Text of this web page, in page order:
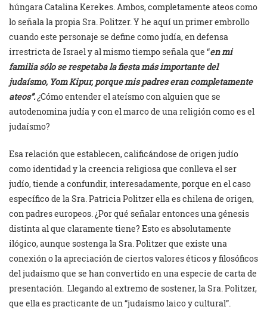
húngara Catalina Kerekes. Ambos, completamente ateos como
lo señala la propia Sra. Politzer. Y he aquí un primer embrollo
cuando este personaje se define como judía, en defensa
irrestricta de Israel y al mismo tiempo señala que “en mi
familia sólo se respetaba la fiesta más importante del
judaísmo, Yom Kipur, porque mis padres eran completamente
ateos”.¿Cómo entender el ateísmo con alguien que se
autodenomina judía y con el marco de una religión como es el
judaísmo?
Esa relación que establecen, calificándose de origen judío
como identidad y la creencia religiosa que conlleva el ser
judío, tiende a confundir, interesadamente, porque en el caso
específico de la Sra. Patricia Politzer ella es chilena de origen,
con padres europeos. ¿Por qué señalar entonces una génesis
distinta al que claramente tiene? Esto es absolutamente
ilógico, aunque sostenga la Sra. Politzer que existe una
conexión o la apreciación de ciertos valores éticos y filosóficos
del judaísmo que se han convertido en una especie de carta de
presentación. Llegando al extremo de sostener, la Sra. Politzer,
que ella es practicante de un “judaísmo laico y cultural”.